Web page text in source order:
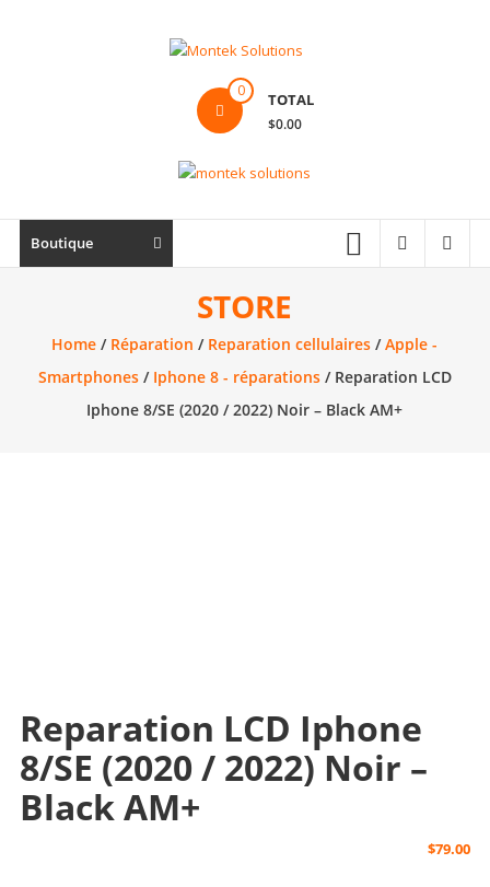
Ordinateur,
électronique
0 TOTAL
$0.00
Boutique
STORE
Home / Réparation / Reparation cellulaires /Apple -
Smartphones/ Iphone 8 - réparations/ Reparation LCD
Iphone 8/SE (2020 / 2022) Noir – Black AM+
Reparation LCD Iphone
8/SE (2020 / 2022) Noir –
Black AM+
$79.00